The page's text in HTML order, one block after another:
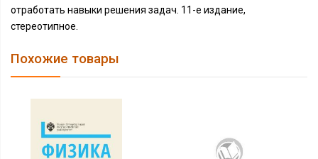
отработать навыки решения задач. 11-е издание,
стереотипное.
Похожие товары